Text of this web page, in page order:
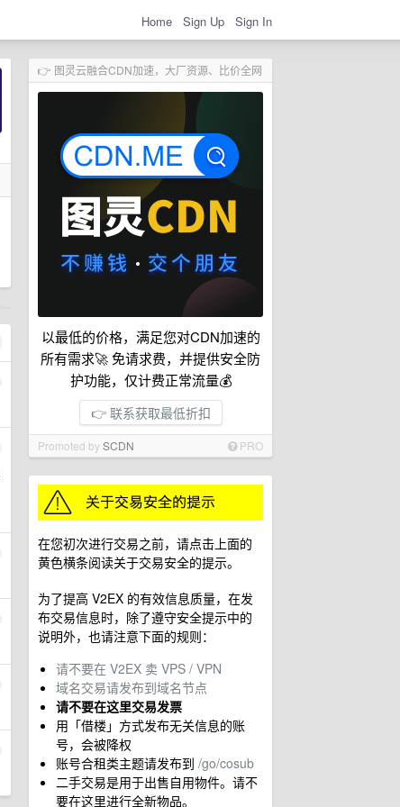
Home Sign Up Sign In
👉 图灵云融合CDN加速，大厂资源、比价全网
以最低的价格，满足您对CDN加速的
所有需求🚀 免请求费，并提供安全防
护功能，仅计费正常流量💰
👉 联系获取最低折扣
Promoted bySCDN PRO
在您初次进行交易之前，请点击上面的
黄色横条阅读关于交易安全的提示。
为了提高 V2EX 的有效信息质量，在发
布交易信息时，除了遵守安全提示中的
说明外，也请注意下面的规则：
请不要在 V2EX 卖 VPS / VPN
域名交易请发布到域名节点
请不要在这里交易发票
用「借楼」方式发布无关信息的账
号，会被降权
账号合租类主题请发布到 /go/cosub
二手交易是用于出售自用物件。请不
要在这里进行全新物品。